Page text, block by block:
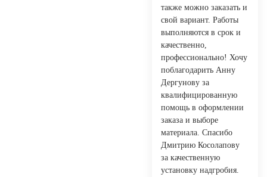
также можно заказать и
свой вариант. Работы
выполняются в срок и
качественно,
профессионально! Хочу
поблагодарить Анну
Дергунову за
квалифицированную
помощь в оформлении
заказа и выборе
материала. Спасибо
Дмитрию Косолапову
за качественную
установку надгробия.